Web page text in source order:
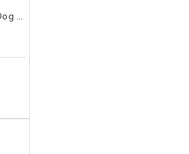
NATURAL TRAINER Dog sa sirovom šunkom i pirinčem za odrasle pse velikih rasa 12kg